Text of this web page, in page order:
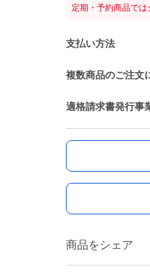
定期・予約商品で
支払い方法
複数商品のご注文
適格請求書発行事
商品をシェア